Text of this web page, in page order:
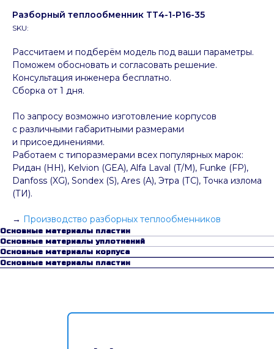
Разборный теплообменник ТТ4-1-P16-35
SKU:
Рассчитаем и подберём модель под ваши параметры.
Поможем обосновать и согласовать решение.
Консультация инженера бесплатно.
Сборка от 1 дня.
По запросу возможно изготовление корпусов
с различными габаритными размерами
и присоединениями.
Работаем с типоразмерами всех популярных марок:
Ридан (НН), Kelvion (GEA), Alfa Laval (T/M), Funke (FP),
Danfoss (XG), Sondex (S), Ares (A), Этра (ТС), Точка излома
(ТИ).
→ Производство разборных теплообменников
Основные материалы пластин
Основные материалы уплотнений
Основные материалы корпуса
Основные материалы пластин